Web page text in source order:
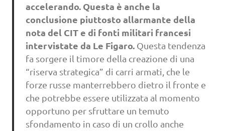
accelerando. Questa è anche la
conclusione piuttosto allarmante della
nota del CIT e di fonti militari francesi
intervistate da Le Figaro. Questa tendenza
fa sorgere il timore della creazione di una
“riserva strategica” di carri armati, che le
forze russe manterrebbero dietro il fronte e
che potrebbe essere utilizzata al momento
opportuno per sfruttare un temuto
sfondamento in caso di un crollo anche